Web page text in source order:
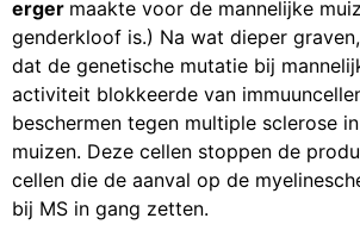
erger maakte voor de mannelijke
genderkloof is.) Na wat dieper
dat de genetische mutatie bij
activiteit blokkeerde van
beschermen tegen multiple sclerose
muizen. Deze cellen stoppen de
cellen die de aanval op de
bij MS in gang zetten.